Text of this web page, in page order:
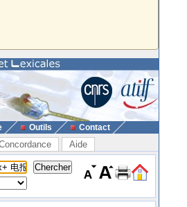
Outils Contact
Aide